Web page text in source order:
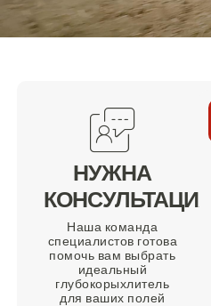
НУЖНА
КОНСУЛЬТАЦИЯ?
Наша команда
специалистов готова
помочь вам выбрать
идеальный
глубокорыхлитель
для ваших полей